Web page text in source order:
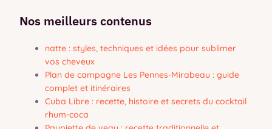
Nos meilleurs contenus
natte : styles, techniques et idées pour sublimer
vos cheveux
Plan de campagne Les Pennes-Mirabeau : guide
complet et itinéraires
Cuba Libre : recette, histoire et secrets du cocktail
rhum-coca